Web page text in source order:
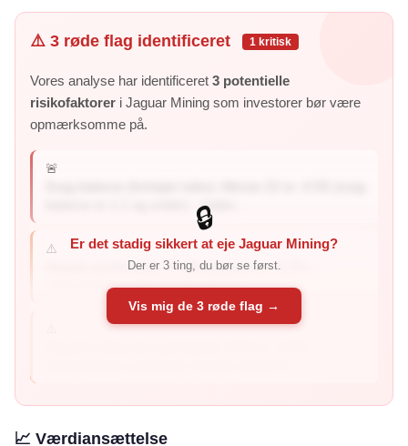
⚠️ 3 røde flag identificeret 1 kritisk
Vores analyse har identificeret 3 potentielle
risikofaktorer i Jaguar Mining som investorer bør være
opmærksomme på.
🚨
balance er 1,1 og under) – balan...
⚠️
Negativ profitmargin: Profitmarginen er -6.2% –
virksomheden taber penge på sin...
🔒
Er det stadig sikkert at eje Jaguar Mining?
Der er 3 ting, du bør se først.
Vis mig de 3 røde flag →
📈 Værdiansættelse